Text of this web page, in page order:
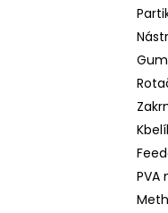
PVA